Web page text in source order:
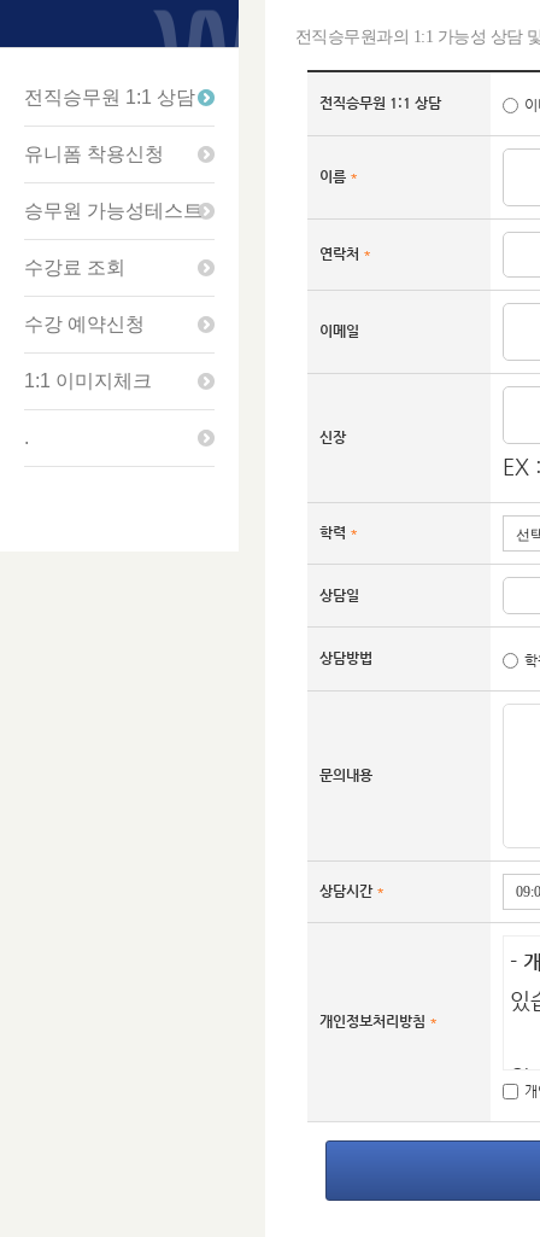
전직승무원 1:1 상담
유니폼 착용신청
승무원 가능성테스트
수강료 조회
수강 예약신청
1:1 이미지체크
.
전직승무원과의 1:1 가능성 상담
전직승무원 1:1 상담
이름 *
연락처 *
이메일
신장
EX
학력 *
상담일
상담방법
문의내용
상담시간 *
개인정보처리방침 *
-
있
윙
담
나